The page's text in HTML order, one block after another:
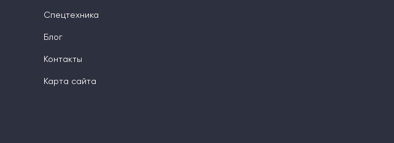
Спецтехника
Блог
Контакты
Карта сайта